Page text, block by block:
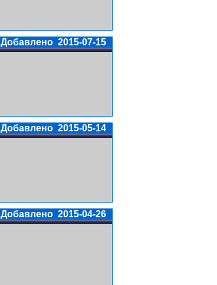
Добавлено 2015-07-15
Добавлено 2015-05-14
Добавлено 2015-04-26